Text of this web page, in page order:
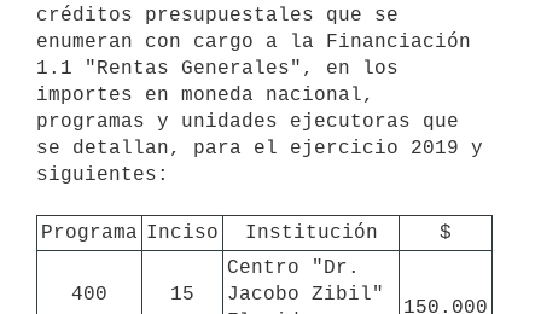
créditos presupuestales que se
enumeran con cargo a la Financiación
1.1 "Rentas Generales", en los
importes en moneda nacional,
programas y unidades ejecutoras que
se detallan, para el ejercicio 2019 y
siguientes:
Programa Inciso Institución $
400 15
Centro "Dr.
Jacobo Zibil"
150.000